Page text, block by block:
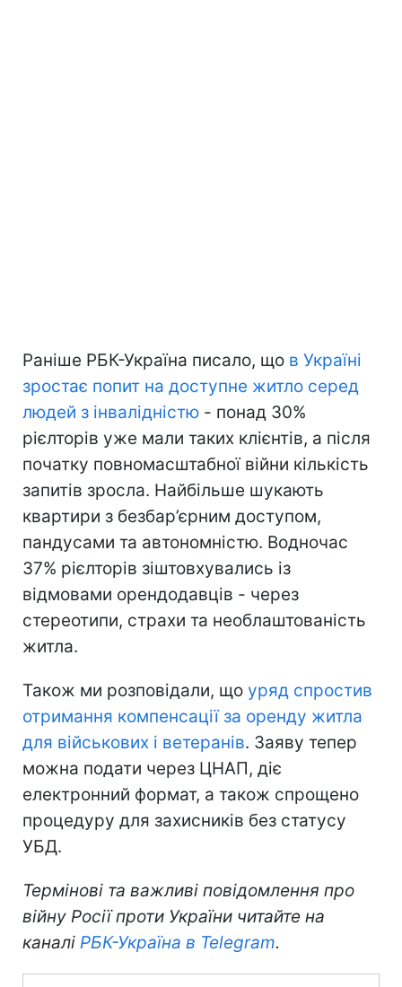
Раніше РБК-Україна писало, що в Україні
зростає попит на доступне житло серед
людей з інвалідністю - понад 30%
рієлторів уже мали таких клієнтів, а після
початку повномасштабної війни кількість
запитів зросла. Найбільше шукають
квартири з безбар’єрним доступом,
пандусами та автономністю. Водночас
37% рієлторів зіштовхувались із
відмовами орендодавців - через
стереотипи, страхи та необлаштованість
житла.
Також ми розповідали, що уряд спростив
отримання компенсації за оренду житла
для військових і ветеранів. Заяву тепер
можна подати через ЦНАП, діє
електронний формат, а також спрощено
процедуру для захисників без статусу
УБД.
Термінові та важливі повідомлення про
війну Росії проти України читайте на
каналі РБК-Україна в Telegram.